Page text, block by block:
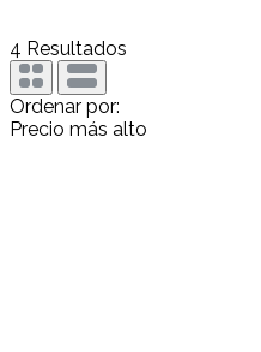
4 Resultados
Ordenar por:
Precio más alto